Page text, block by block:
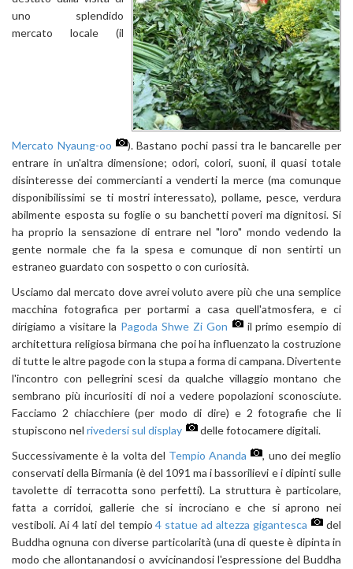
uno splendido
mercato locale (il
Mercato Nyaung-oo
). Bastano pochi passi tra le bancarelle per
entrare in un'altra dimensione; odori, colori, suoni, il quasi totale
disinteresse dei commercianti a venderti la merce (ma comunque
disponibilissimi se ti mostri interessato), pollame, pesce, verdura
abilmente esposta su foglie o su banchetti poveri ma dignitosi. Si
ha proprio la sensazione di entrare nel "loro" mondo vedendo la
gente normale che fa la spesa e comunque di non sentirti un
estraneo guardato con sospetto o con curiosità.
Usciamo dal mercato dove avrei voluto avere più che una semplice
macchina fotografica per portarmi a casa quell'atmosfera, e ci
dirigiamo a visitare la Pagoda Shwe Zi Gon
il primo esempio di
architettura religiosa birmana che poi ha influenzato la costruzione
di tutte le altre pagode con la stupa a forma di campana. Divertente
l'incontro con pellegrini scesi da qualche villaggio montano che
sembrano più incuriositi di noi a vedere popolazioni sconosciute.
Facciamo 2 chiacchiere (per modo di dire) e 2 fotografie che li
stupiscono nel rivedersi sul display
delle fotocamere digitali.
Successivamente è la volta del Tempio Ananda
, uno dei meglio
conservati della Birmania (è del 1091 ma i bassorilievi e i dipinti sulle
tavolette di terracotta sono perfetti). La struttura è particolare,
fatta a corridoi, gallerie che si incrociano e che si aprono nei
vestiboli. Ai 4 lati del tempio4 statue ad altezza gigantesca
del
Buddha ognuna con diverse particolarità (una di queste è dipinta in
modo che allontanandosi o avvicinandosi l'espressione del Buddha